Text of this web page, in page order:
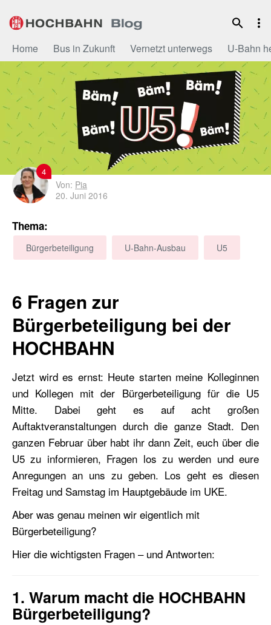
Inhalt
Home Bus in Zukunft Vernetzt unterwegs U-Bahn
4
Von: Pia
20. Juni 2016
Thema:
Bürgerbeteiligung U-Bahn-Ausbau U5
6 Fragen zur
Bürgerbeteiligung bei der
HOCHBAHN
Jetzt wird es ernst: Heute starten meine Kolleginnen
und Kollegen mit der Bürgerbeteiligung für die U5
Mitte. Dabei geht es auf acht großen
Auftaktveranstaltungen durch die ganze Stadt. Den
ganzen Februar über habt ihr dann Zeit, euch über die
U5 zu informieren, Fragen los zu werden und eure
Anregungen an uns zu geben. Los geht es diesen
Freitag und Samstag im Hauptgebäude im UKE.
Aber was genau meinen wir eigentlich mit
Bürgerbeteiligung?
Hier die wichtigsten Fragen – und Antworten:
1. Warum macht die HOCHBAHN
Bürgerbeteiligung?